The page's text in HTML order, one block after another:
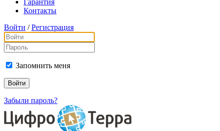
Гарантия
Контакты
Войти / Регистрация
Запомнить меня
Забыли пароль?